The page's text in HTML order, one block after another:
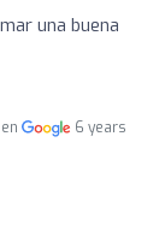
una buena
6 years